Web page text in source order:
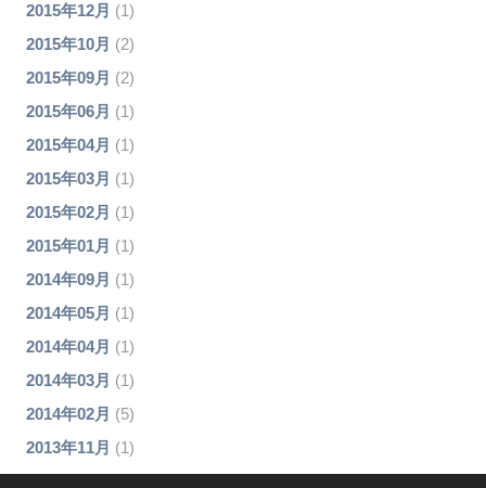
2015年12月 (1)
2015年10月 (2)
2015年09月 (2)
2015年06月 (1)
2015年04月 (1)
2015年03月 (1)
2015年02月 (1)
2015年01月 (1)
2014年09月 (1)
2014年05月 (1)
2014年04月 (1)
2014年03月 (1)
2014年02月 (5)
2013年11月 (1)